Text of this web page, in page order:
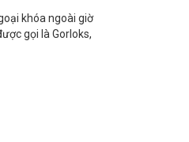
khóa ngoài giờ
gọi là Gorloks,